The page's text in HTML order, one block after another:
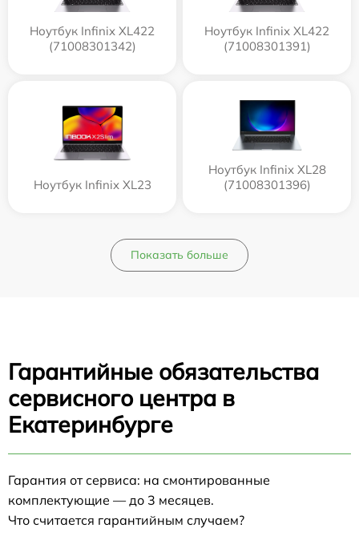
Ноутбук Infinix XL422
(71008301342)
Ноутбук Infinix XL422
(71008301391)
Ноутбук Infinix XL23
Ноутбук Infinix XL28
(71008301396)
Показать больше
Гарантийные обязательства
сервисного центра в
Екатеринбурге
Гарантия от сервиса: на смонтированные
комплектующие — до 3 месяцев.
Что считается гарантийным случаем?